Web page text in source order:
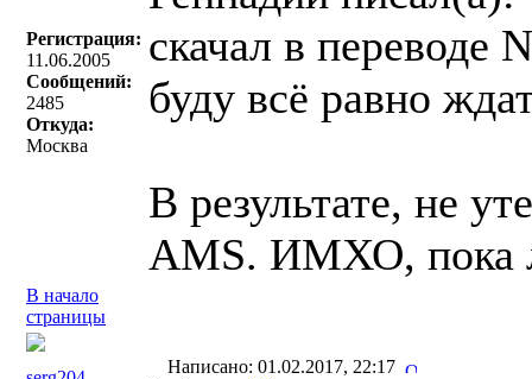
Регистрация:
11.06.2005
Сообщений:
2485
Откуда:
Москва
скачал в переводе
буду всё равно
В результате, не
AMS. ИМХО, пока
В начало
страницы
Написано: 01.02.2017, 22:17